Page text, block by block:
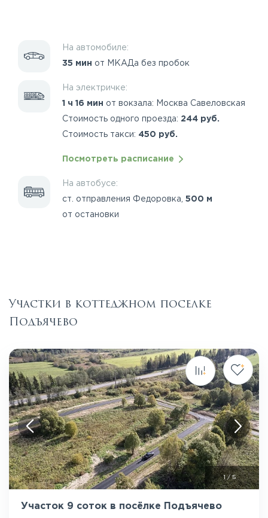
На автомобиле:
35 мин от МКАДа без пробок
На электричке:
1 ч 16 мин от вокзала: Москва Савеловская
Стоимость одного проезда: 244 руб.
Стоимость такси: 450 руб.
Посмотреть расписание
На автобусе:
ст. отправления Федоровка, 500 м
от остановки
Участки в коттеджном поселке
Подъячево
1/5
Участок 9 соток в посёлке Подъячево